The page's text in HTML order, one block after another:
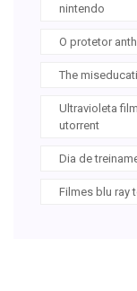
nintendo
O protetor
The
Ultravioleta
utorrent
Dia de
Filmes blu ray